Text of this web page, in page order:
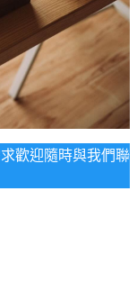
歡迎隨時與我們聯